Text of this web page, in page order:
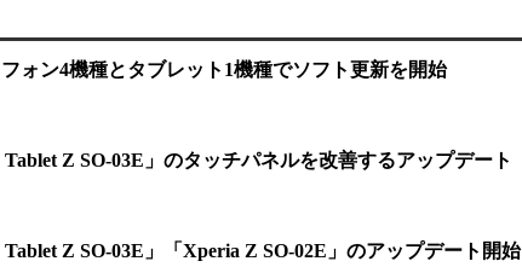
フォン4機種とタブレット1機種でソフト更新を開始
Tablet Z SO-03E」のタッチパネルを改善するアップデート
Tablet Z SO-03E」「Xperia Z SO-02E」のアップデート開始